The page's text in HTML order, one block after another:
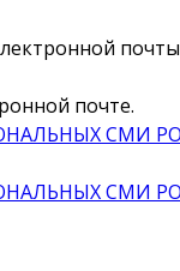
почты
почте.